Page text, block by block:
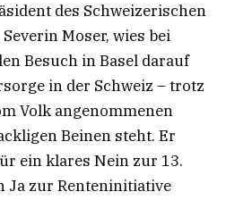
des Schweizerischen
Moser, wies bei
Besuch in Basel darauf
in der Schweiz – trotz
Volk angenommenen
Beinen steht. Er
ein klares Nein zur 13.
Ja zur Renteninitiative